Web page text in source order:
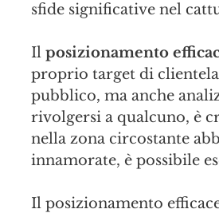
sfide significative nel
Il posizionamento
proprio target di
pubblico, ma anche
rivolgersi a qualcuno, è
nella zona circostante
innamorate, è possibile
Il posizionamento